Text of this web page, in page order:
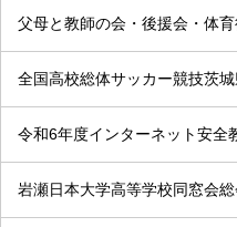
父母と教師の会・後援会・体
全国高校総体サッカー競技茨
令和6年度インターネット安全
岩瀬日本大学高等学校同窓会